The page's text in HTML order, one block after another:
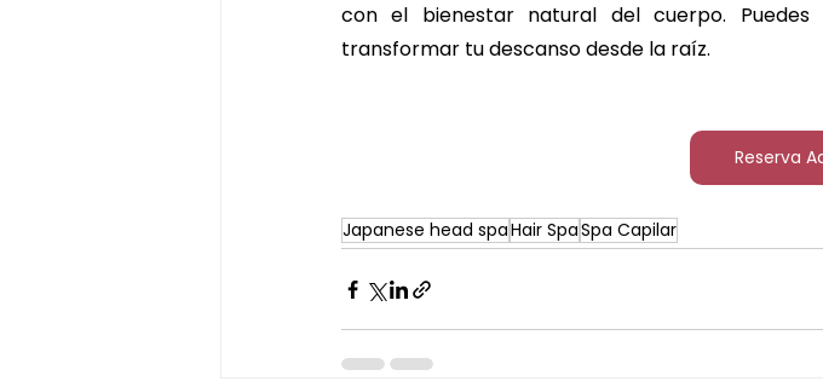
con el bienestar natural del cuerpo.
transformar tu descanso desde la raíz.
Reserva
Japanese head spaHair SpaSpa Capilar